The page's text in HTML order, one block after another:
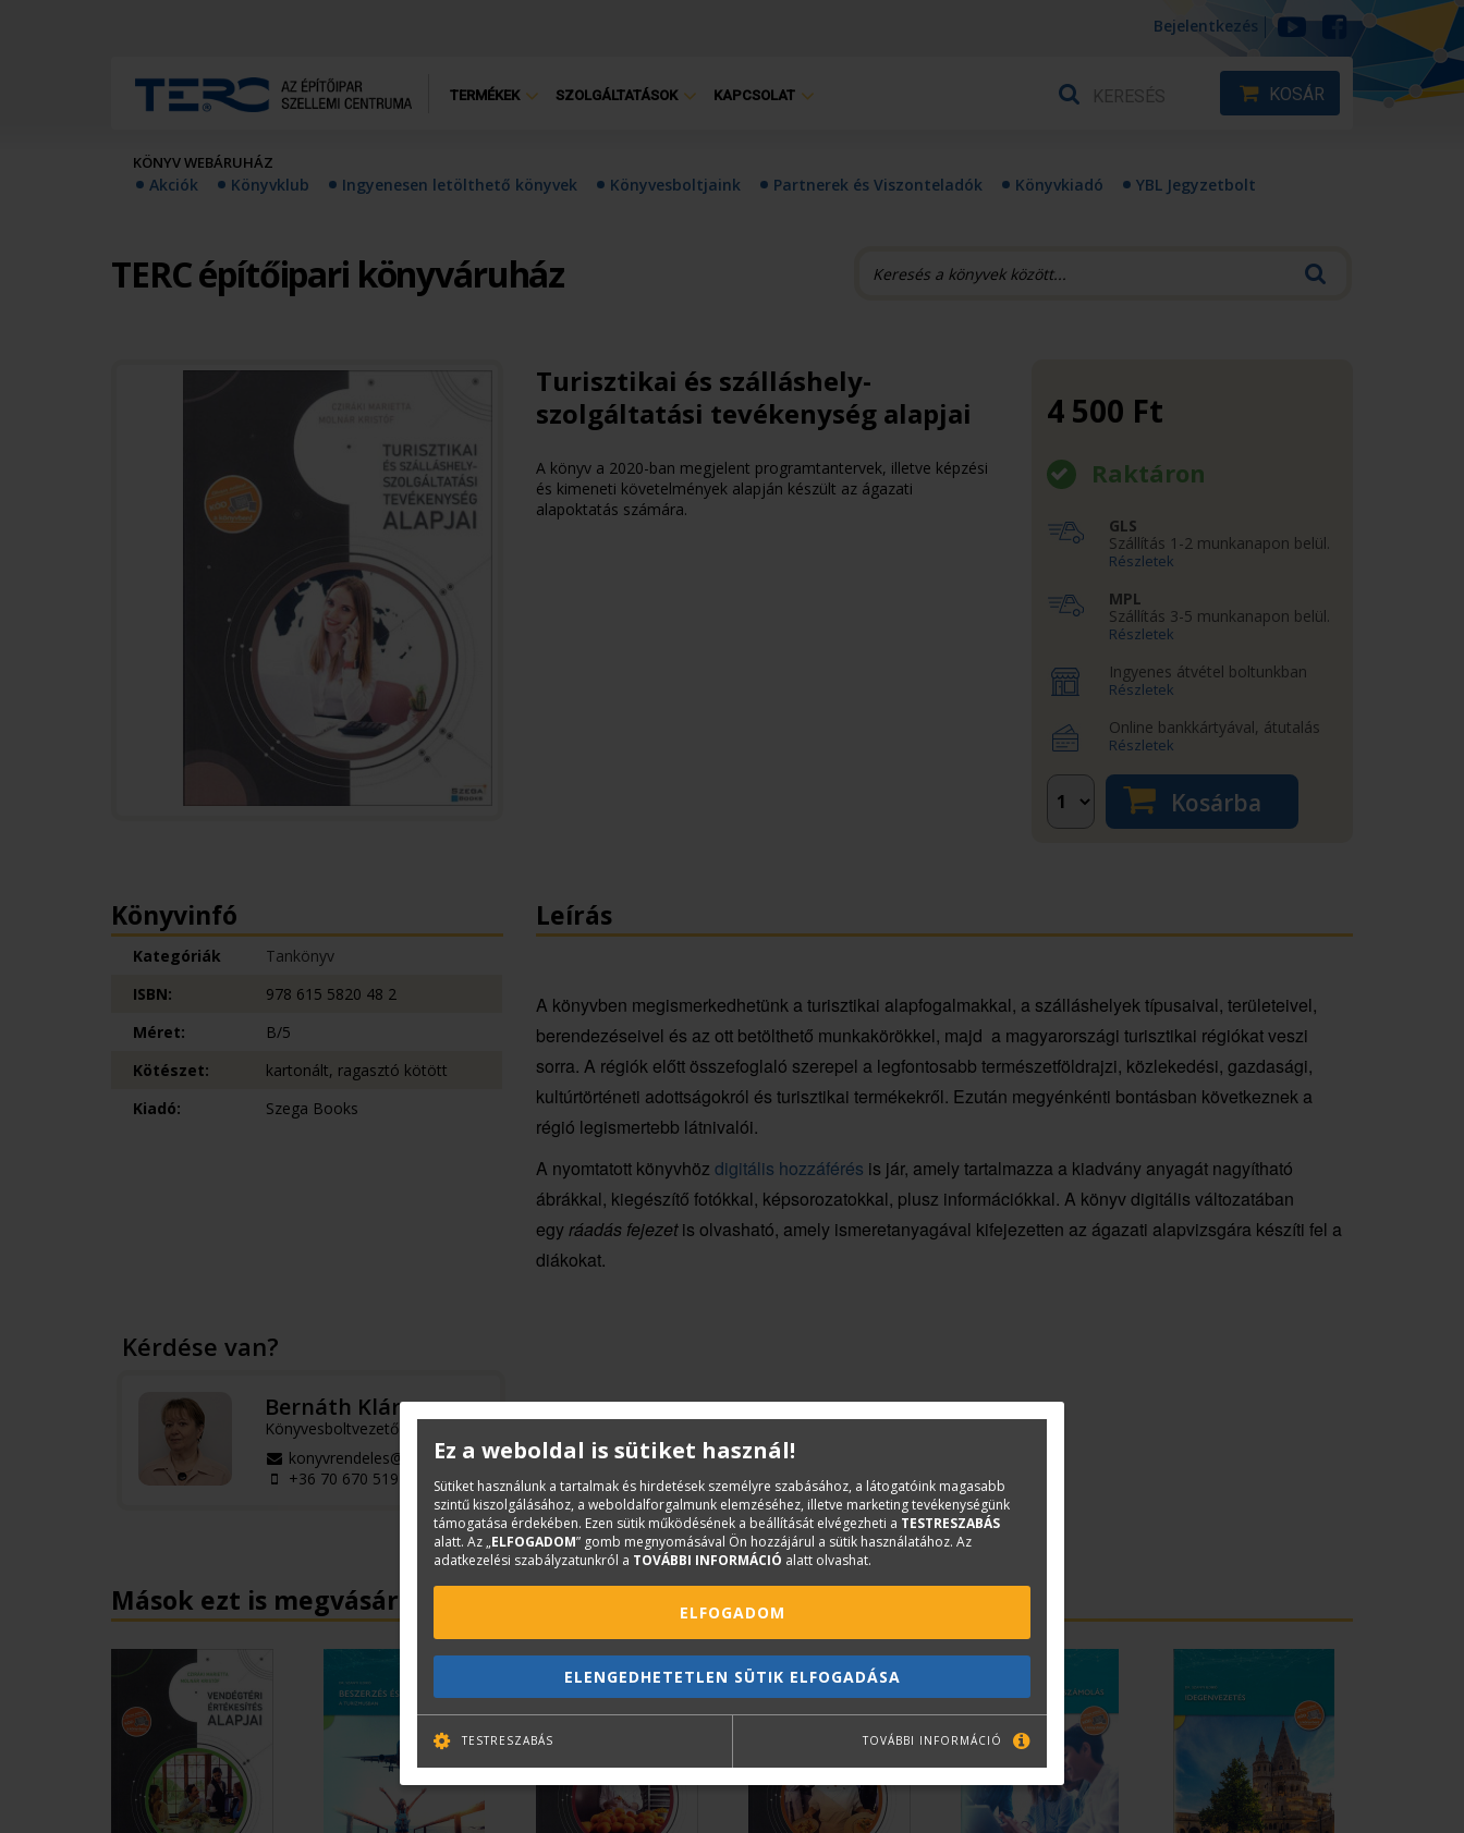
Bejelentkezés
TERMÉKEK SZOLGÁLTATÁSOK KAPCSOLAT KOSÁR
KÖNYV WEBÁRUHÁZ
Akciók Könyvklub Ingyenesen letölthető könyvek Könyvesboltjaink Partnerek és Viszonteladók Könyvkiadó YBL Jegyzetbolt
TERC építőipari könyváruház
Turisztikai és szálláshely-
szolgáltatási tevékenység alapjai
A könyv a 2020-ban megjelent programtantervek, illetve képzési
és kimeneti követelmények alapján készült az ágazati
alapoktatás számára.
4 500 Ft
Raktáron
GLS
Szállítás 1-2 munkanapon belül.
Részletek
MPL
Szállítás 3-5 munkanapon belül.
Részletek
Ingyenes átvétel boltunkban
Részletek
Online bankkártyával, átutalás
Részletek
Kosárba
Leírás
A könyvben megismerkedhetünk a turisztikai alapfogalmakkal, a szálláshelyek típusaival, területeivel,
berendezéseivel és az ott betölthető munkakörökkel, majd a magyarországi turisztikai régiókat veszi
sorra. A régiók előtt összefoglaló szerepel a legfontosabb természetföldrajzi, közlekedési, gazdasági,
kultúrtörténeti adottságokról és turisztikai termékekről. Ezután megyénkénti bontásban következnek a
régió legismertebb látnivalói.
A nyomtatott könyvhöz digitális hozzáférés is jár, amely tartalmazza a kiadvány anyagát nagyítható
ábrákkal, kiegészítő fotókkal, képsorozatokkal, plusz információkkal. A könyv digitális változatában
egyráadás fejezetis olvasható, amely ismeretanyagával kifejezetten az ágazati alapvizsgára készíti fel a
diákokat.
Könyvinfó
Kategóriák
Tankönyv
ISBN:
978 615 5820 48 2
Méret:
B/5
Kötészet:
kartonált, ragasztó kötött
Kiadó:
Szega Books
Kérdése van?
Bernáth Klára
Könyvesboltvezető
konyvrendeles@terc.hu
+36 70 670 5194
Mások ezt is megvásárolták...
Ez a weboldal is sütiket használ!
Sütiket használunk a tartalmak és hirdetések személyre szabásához, a látogatóink magasabb
szintű kiszolgálásához, a weboldalforgalmunk elemzéséhez, illetve marketing tevékenységünk
támogatása érdekében. Ezen sütik működésének a beállítását elvégezheti a TESTRESZABÁS
alatt. Az „ELFOGADOM” gomb megnyomásával Ön hozzájárul a sütik használatához. Az
adatkezelési szabályzatunkról a TOVÁBBI INFORMÁCIÓ alatt olvashat.
ELFOGADOM
ELENGEDHETETLEN SÜTIK ELFOGADÁSA
TESTRESZABÁS TOVÁBBI INFORMÁCIÓ